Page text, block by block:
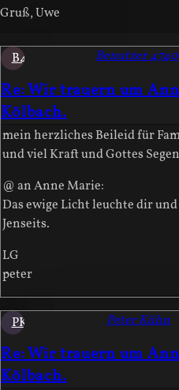
Gruß, Uwe
B4
Re: Wir trauern um
Kölbach.
Benutzer
mein herzliches Beileid für
und viel Kraft und Gottes
@ an Anne Marie:
Das ewige Licht leuchte dir
Jenseits.
LG
peter
PK
Re: Wir trauern um
Kölbach.
Peter Kühn